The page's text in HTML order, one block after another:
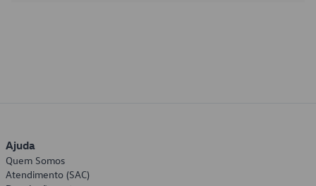
Ajuda
Quem Somos
Atendimento (SAC)